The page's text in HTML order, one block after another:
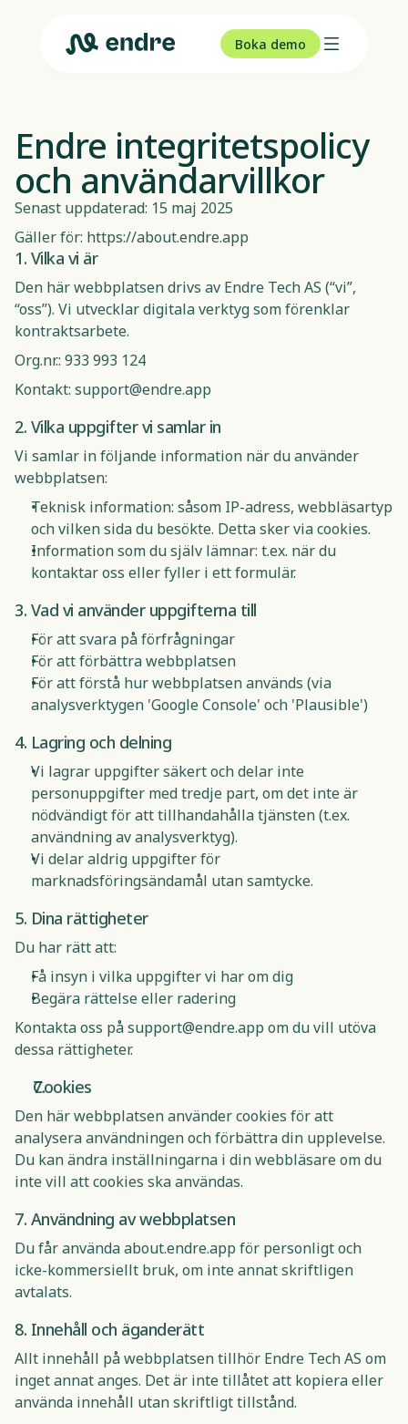
Boka demo
Endre integritetspolicy
och användarvillkor
Senast uppdaterad: 15 maj 2025
Gäller för: https://about.endre.app
1. Vilka vi är
Den här webbplatsen drivs av Endre Tech AS (“vi”,
“oss”). Vi utvecklar digitala verktyg som förenklar
kontraktsarbete.
Org.nr.: 933 993 124
Kontakt: support@endre.app
2. Vilka uppgifter vi samlar in
Vi samlar in följande information när du använder
webbplatsen:
Teknisk information: såsom IP-adress, webbläsartyp
och vilken sida du besökte. Detta sker via cookies.
Information som du själv lämnar: t.ex. när du
kontaktar oss eller fyller i ett formulär.
3. Vad vi använder uppgifterna till
För att svara på förfrågningar
För att förbättra webbplatsen
För att förstå hur webbplatsen används (via
analysverktygen 'Google Console' och 'Plausible')
4. Lagring och delning
Vi lagrar uppgifter säkert och delar inte
personuppgifter med tredje part, om det inte är
nödvändigt för att tillhandahålla tjänsten (t.ex.
användning av analysverktyg).
Vi delar aldrig uppgifter för
marknadsföringsändamål utan samtycke.
5. Dina rättigheter
Du har rätt att:
Få insyn i vilka uppgifter vi har om dig
Begära rättelse eller radering
Kontakta oss påsupport@endre.app om du vill utöva
dessa rättigheter.
Cookies
Den här webbplatsen använder cookies för att
analysera användningen och förbättra din upplevelse.
Du kan ändra inställningarna i din webbläsare om du
inte vill att cookies ska användas.
7. Användning av webbplatsen
Du får använda about.endre.app för personligt och
icke-kommersiellt bruk, om inte annat skriftligen
avtalats.
8. Innehåll och äganderätt
Allt innehåll på webbplatsen tillhör Endre Tech AS om
inget annat anges. Det är inte tillåtet att kopiera eller
använda innehåll utan skriftligt tillstånd.